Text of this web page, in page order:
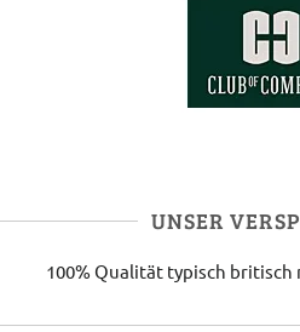
UNSER
100% Qualität typisch britisch